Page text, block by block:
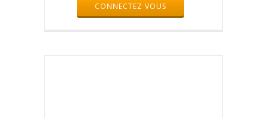
CONNECTEZ VOUS